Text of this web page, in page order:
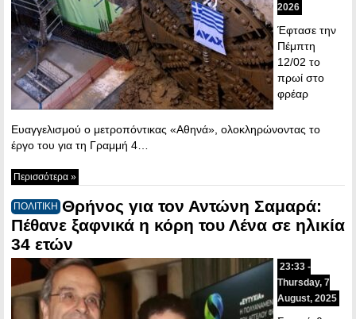
2026
Έφτασε την
Πέμπτη
12/02 το
πρωί στο
φρέαρ
Ευαγγελισμού ο μετροπόντικας «Αθηνά», ολοκληρώνοντας το
έργο του για τη Γραμμή 4…
Περισσότερα »
ΠΟΛΙΤΙΚΗ Θρήνος για τον Αντώνη Σαμαρά:
Πέθανε ξαφνικά η κόρη του Λένα σε ηλικία
34 ετών
23:33 -
Thursday, 7
August, 2025